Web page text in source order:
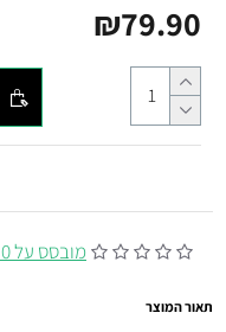
מובסס על 0 דירוגים.
₪79.90
תאור המוצר